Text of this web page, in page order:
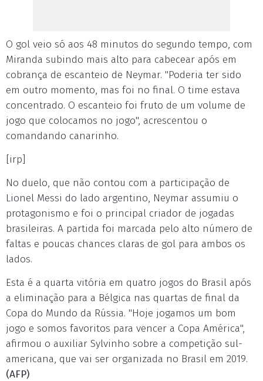
O gol veio só aos 48 minutos do segundo tempo, com
Miranda subindo mais alto para cabecear após em
cobrança de escanteio de Neymar. "Poderia ter sido
em outro momento, mas foi no final. O time estava
concentrado. O escanteio foi fruto de um volume de
jogo que colocamos no jogo", acrescentou o
comandando canarinho.
[irp]
No duelo, que não contou com a participação de
Lionel Messi do lado argentino, Neymar assumiu o
protagonismo e foi o principal criador de jogadas
brasileiras. A partida foi marcada pelo alto número de
faltas e poucas chances claras de gol para ambos os
lados.
Esta é a quarta vitória em quatro jogos do Brasil após
a eliminação para a Bélgica nas quartas de final da
Copa do Mundo da Rússia. "Hoje jogamos um bom
jogo e somos favoritos para vencer a Copa América",
afirmou o auxiliar Sylvinho sobre a competição sul-
americana, que vai ser organizada no Brasil em 2019.
(AFP)